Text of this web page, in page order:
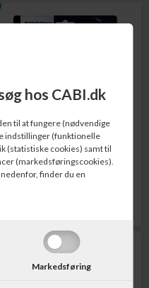
hos CABI.dk
til at fungere (nødvendige
indstillinger (funktionelle
(statistiske cookies) samt til
(markedsføringscookies).
nedenfor, finder du en
Markedsføring
Varenr. C13T05H64010
Epson 405XL Kuffert
BlækpatronRabatpakkemed 1 af
hver farve
1.147,00